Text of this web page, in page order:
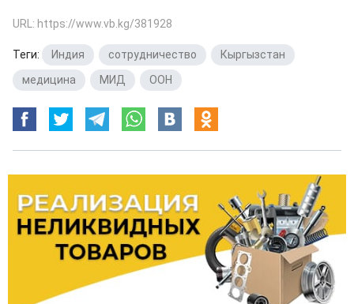
URL: https://www.vb.kg/381928
Теги: Индия сотрудничество Кыргызстан
медицина
МИД ООН